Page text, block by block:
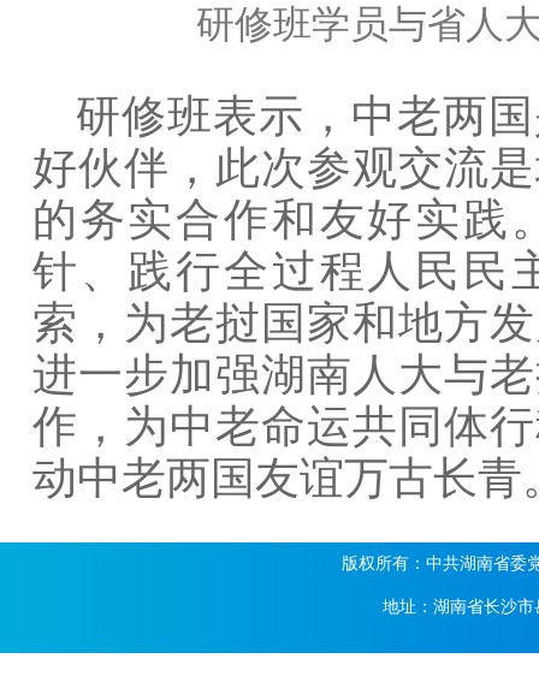
研修班学员与省人
研修班表示，中老两
好伙伴，此次参观交流
的务实合作和友好实践
针、践行全过程人民民
索，为老挝国家和地方
进一步加强湖南人大与
作，为中老命运共同体
动中老两国友谊万古长青
版权所有：中共湖南省委
地址：湖南省长沙